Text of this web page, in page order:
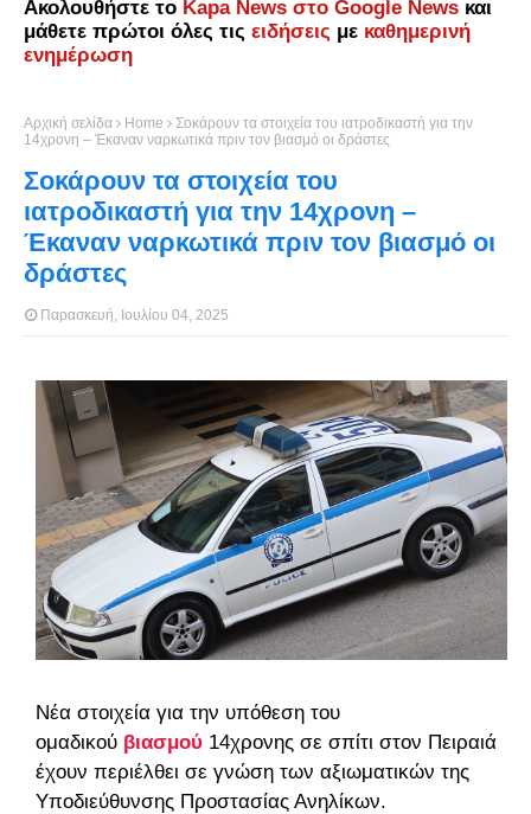
Ακολουθήστε το Kapa News στο Google News και
μάθετε πρώτοι όλες τις ειδήσεις με καθημερινή
ενημέρωση
Αρχική σελίδα Home
Σοκάρουν τα στοιχεία του ιατροδικαστή για την
14χρονη – Έκαναν ναρκωτικά πριν τον βιασμό οι δράστες
Σοκάρουν τα στοιχεία του
ιατροδικαστή για την 14χρονη –
Έκαναν ναρκωτικά πριν τον βιασμό οι
δράστες
Παρασκευή, Ιουλίου 04, 2025
Νέα στοιχεία για την υπόθεση του
ομαδικού βιασμού 14χρονης σε σπίτι στον Πειραιά
έχουν περιέλθει σε γνώση των αξιωματικών της
Υποδιεύθυνσης Προστασίας Ανηλίκων.